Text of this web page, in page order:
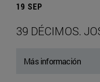
19 SEP
39 DÉCIMOS.
Más información